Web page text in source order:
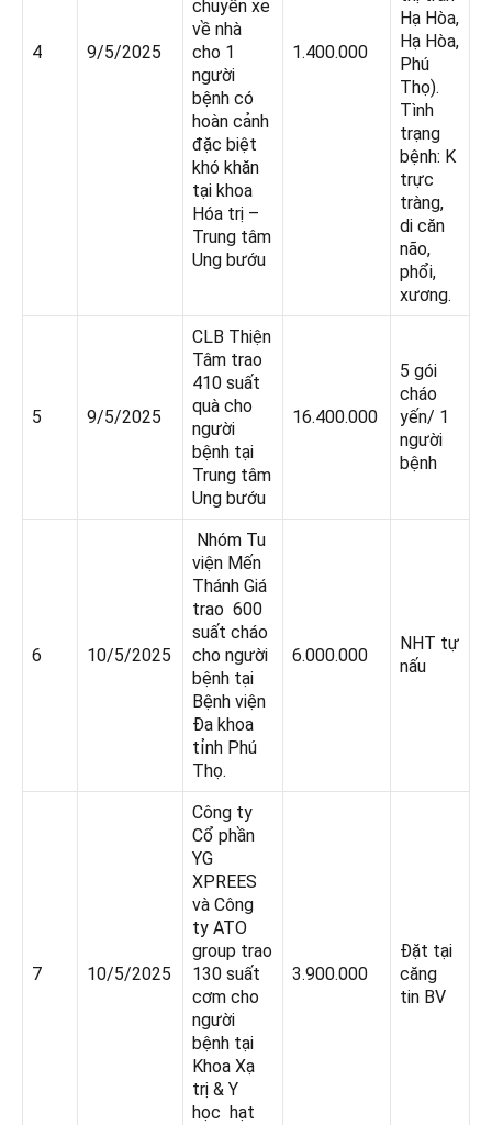
4 9/5/2025
chuyến xe
về nhà
cho 1
người
bệnh có
hoàn cảnh
đặc biệt
khó khăn
tại khoa
Hóa trị –
Trung tâm
Ung bướu
1.400.000
Hạ Hòa,
Hạ Hòa,
Phú
Thọ).
Tình
trạng
bệnh: K
trực
tràng,
di căn
não,
phổi,
xương.
5 9/5/2025
CLB Thiện
Tâm trao
410 suất
quà cho
người
bệnh tại
Trung tâm
Ung bướu
16.400.000
5 gói
cháo
yến/ 1
người
bệnh
6 10/5/2025
Nhóm Tu
viện Mến
Thánh Giá
trao 600
suất cháo
cho người
bệnh tại
Bệnh viện
Đa khoa
tỉnh Phú
Thọ.
6.000.000
NHT tự
nấu
7 10/5/2025
Công ty
Cổ phần
YG
XPREES
và Công
ty ATO
group trao
130 suất
cơm cho
người
bệnh tại
Khoa Xạ
trị & Y
học hạt
3.900.000
Đặt tại
căng
tin BV